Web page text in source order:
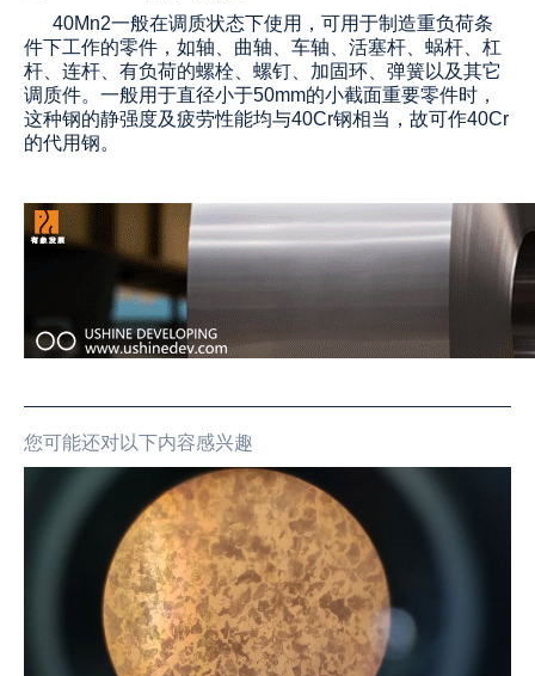
40Mn2一般在调质状态下使用，可用于制造重负荷条
件下工作的零件，如轴、曲轴、车轴、活塞杆、蜗杆、杠
杆、连杆、有负荷的螺栓、螺钉、加固环、弹簧以及其它
调质件。一般用于直径小于50mm的小截面重要零件时，
这种钢的静强度及疲劳性能均与40Cr钢相当，故可作40Cr
的代用钢。
您可能还对以下内容感兴趣